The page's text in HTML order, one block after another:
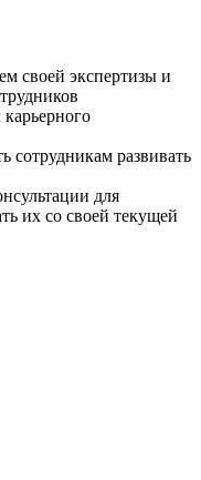
своей экспертизы и
сотрудникам развивать
для
их со своей текущей